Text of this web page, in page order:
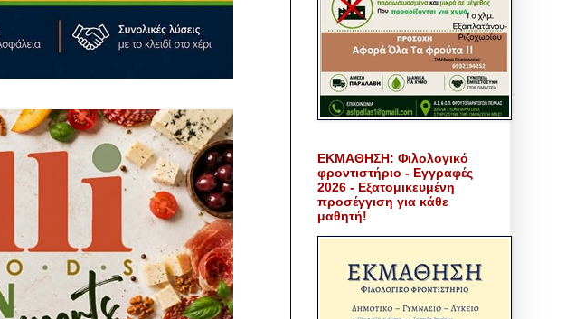
ΕΚΜΑΘΗΣΗ: Φιλολογικό
φροντιστήριο - Εγγραφές
2026 - Εξατομικευμένη
προσέγγιση για κάθε
μαθητή!